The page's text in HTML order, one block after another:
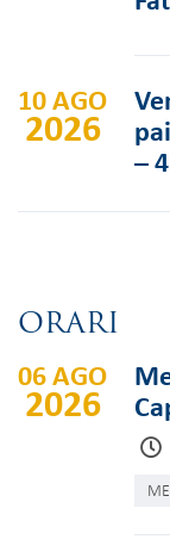
10 AGO
2026
–
ORARI
06 AGO
2026